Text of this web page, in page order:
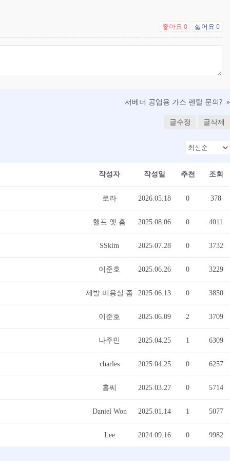
좋아요 0 싫어요 0
서베너 공업용 가스 렌탈 문의? »
글수정 글삭제
작성자 작성일 추천 조회
로라 2026.05.18 0 378
핼프 앳 홈 2025.08.06 0 4011
SSkim 2025.07.28 0 3732
이준호 2025.06.26 0 3229
제발 미용실 좀 2025.06.13 0 3850
이준호 2025.06.09 2 3709
나주민 2025.04.25 1 6309
charles 2025.04.25 0 6257
홍씨 2025.03.27 0 5714
Daniel Won 2025.01.14 1 5077
Lee 2024.09.16 0 9982